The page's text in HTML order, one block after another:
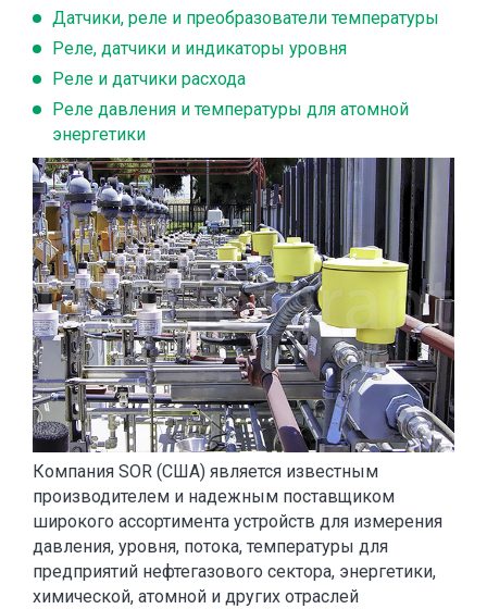
Датчики, реле и преобразователи температуры
Реле, датчики и индикаторы уровня
Реле и датчики расхода
Реле давления и температуры для атомной
энергетики
Компания SOR (США) является известным
производителем и надежным поставщиком
широкого ассортимента устройств для измерения
давления, уровня, потока, температуры для
предприятий нефтегазового сектора, энергетики,
химической, атомной и других отраслей